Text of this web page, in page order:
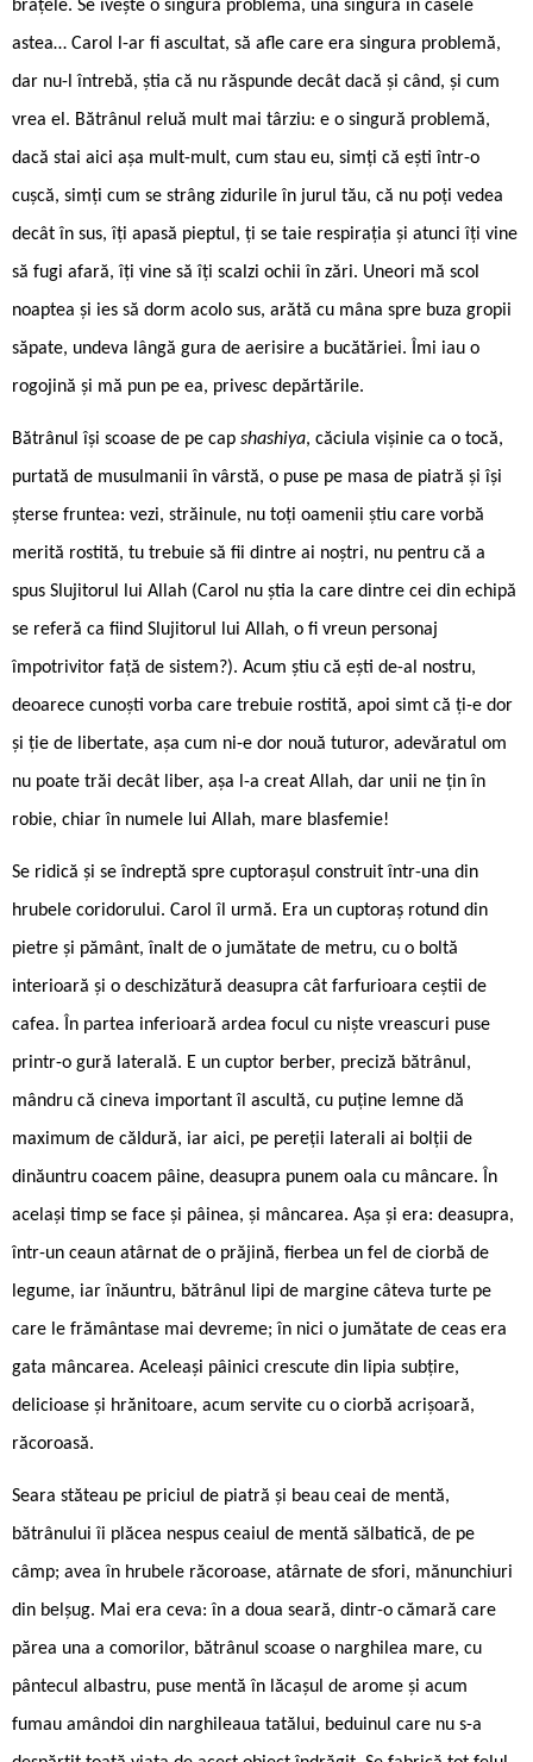
brațele. Se ivește o singură problemă, una singură în casele
astea… Carol l-ar fi ascultat, să afle care era singura problemă,
dar nu-l întrebă, știa că nu răspunde decât dacă și când, și cum
vrea el. Bătrânul reluă mult mai târziu: e o singură problemă,
dacă stai aici așa mult-mult, cum stau eu, simți că ești într-o
cușcă, simți cum se strâng zidurile în jurul tău, că nu poți vedea
decât în sus, îți apasă pieptul, ți se taie respirația și atunci îți vine
să fugi afară, îți vine să îți scalzi ochii în zări. Uneori mă scol
noaptea și ies să dorm acolo sus, arătă cu mâna spre buza gropii
săpate, undeva lângă gura de aerisire a bucătăriei. Îmi iau o
rogojină și mă pun pe ea, privesc depărtările.
Bătrânul își scoase de pe cap shashiya, căciula vișinie ca o tocă,
purtată de musulmanii în vârstă, o puse pe masa de piatră și își
șterse fruntea: vezi, străinule, nu toți oamenii știu care vorbă
merită rostită, tu trebuie să fii dintre ai noștri, nu pentru că a
spus Slujitorul lui Allah (Carol nu știa la care dintre cei din echipă
se referă ca fiind Slujitorul lui Allah, o fi vreun personaj
împotrivitor față de sistem?). Acum știu că ești de-al nostru,
deoarece cunoști vorba care trebuie rostită, apoi simt că ți-e dor
și ție de libertate, așa cum ni-e dor nouă tuturor, adevăratul om
nu poate trăi decât liber, așa l-a creat Allah, dar unii ne țin în
robie, chiar în numele lui Allah, mare blasfemie!
Se ridică și se îndreptă spre cuptorașul construit într-una din
hrubele coridorului. Carol îl urmă. Era un cuptoraș rotund din
pietre și pământ, înalt de o jumătate de metru, cu o boltă
interioară și o deschizătură deasupra cât farfurioara ceștii de
cafea. În partea inferioară ardea focul cu niște vreascuri puse
printr-o gură laterală. E un cuptor berber, preciză bătrânul,
mândru că cineva important îl ascultă, cu puține lemne dă
maximum de căldură, iar aici, pe pereții laterali ai bolții de
dinăuntru coacem pâine, deasupra punem oala cu mâncare. În
același timp se face și pâinea, și mâncarea. Așa și era: deasupra,
într-un ceaun atârnat de o prăjină, fierbea un fel de ciorbă de
legume, iar înăuntru, bătrânul lipi de margine câteva turte pe
care le frământase mai devreme; în nici o jumătate de ceas era
gata mâncarea. Aceleași pâinici crescute din lipia subțire,
delicioase și hrănitoare, acum servite cu o ciorbă acrișoară,
răcoroasă.
Seara stăteau pe priciul de piatră și beau ceai de mentă,
bătrânului îi plăcea nespus ceaiul de mentă sălbatică, de pe
câmp; avea în hrubele răcoroase, atârnate de sfori, mănunchiuri
din belșug. Mai era ceva: în a doua seară, dintr-o cămară care
părea una a comorilor, bătrânul scoase o narghilea mare, cu
pântecul albastru, puse mentă în lăcașul de arome și acum
fumau amândoi din narghileaua tatălui, beduinul care nu s-a